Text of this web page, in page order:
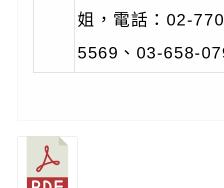
講】親職講座
約幸福生活-婚前教
座」、「2026開心
字稿及LCD託播影（
轉知財團法人天主教
而立》蘆葦三十．創
學辦理115年度區域
檢送桃園市政府LED
充實方案：「怪創劇
角色驅動的聲音與故
關事項
檢送行政院新聞傳播
月份公共服務政策溝
台北松山文創園區5
姐，電話：02-
5569、03-658-